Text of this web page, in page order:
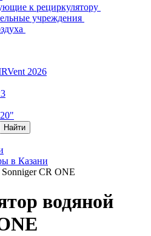
к рециркулятору
учреждения
2026
в Казани
CR ONE
водяной